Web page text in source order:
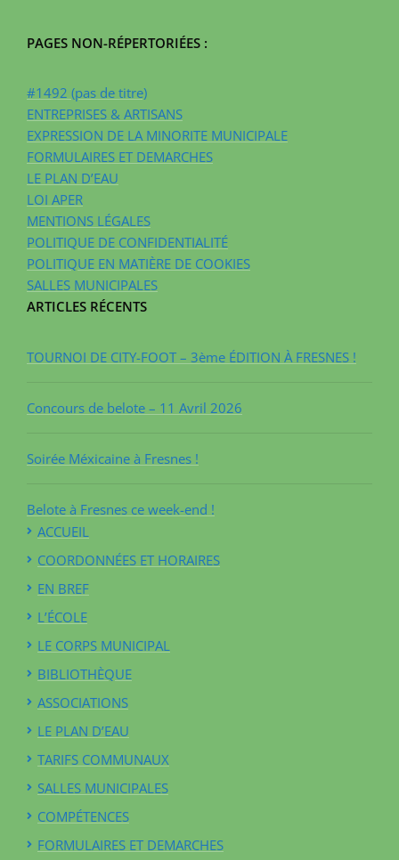
PAGES NON-RÉPERTORIÉES :
#1492 (pas de titre)
ENTREPRISES & ARTISANS
EXPRESSION DE LA MINORITE MUNICIPALE
FORMULAIRES ET DEMARCHES
LE PLAN D’EAU
LOI APER
MENTIONS LÉGALES
POLITIQUE DE CONFIDENTIALITÉ
POLITIQUE EN MATIÈRE DE COOKIES
SALLES MUNICIPALES
ARTICLES RÉCENTS
TOURNOI DE CITY-FOOT – 3ème ÉDITION À FRESNES !
Concours de belote – 11 Avril 2026
Soirée Méxicaine à Fresnes !
Belote à Fresnes ce week-end !
ACCUEIL
COORDONNÉES ET HORAIRES
EN BREF
L’ÉCOLE
LE CORPS MUNICIPAL
BIBLIOTHÈQUE
ASSOCIATIONS
LE PLAN D’EAU
TARIFS COMMUNAUX
SALLES MUNICIPALES
COMPÉTENCES
FORMULAIRES ET DEMARCHES